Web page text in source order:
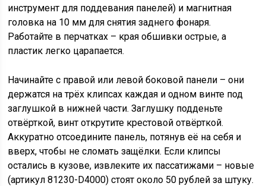
инструмент для поддевания панелей) и магнитная
головка на 10 мм для снятия заднего фонаря.
Работайте в перчатках – края обшивки острые, а
пластик легко царапается.
Начинайте с правой или левой боковой панели – они
держатся на трёх клипсах каждая и одном винте под
заглушкой в нижней части. Заглушку подденьте
отвёрткой, винт открутите крестовой отвёрткой.
Аккуратно отсоедините панель, потянув её на себя и
вверх, чтобы не сломать защёлки. Если клипсы
остались в кузове, извлеките их пассатижами – новые
(артикул 81230-D4000) стоят около 50 рублей за штуку.